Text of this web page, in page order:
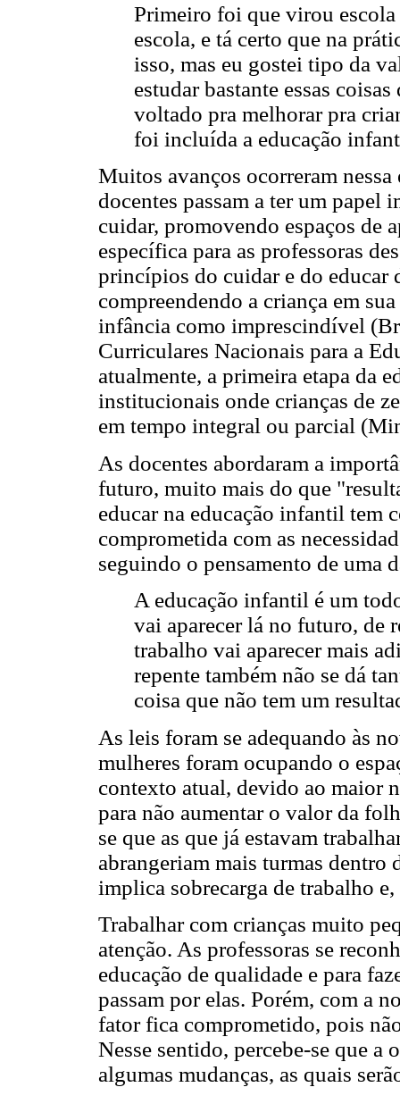
Primeiro foi que virou escola
escola, e tá certo que na
isso, mas eu gostei tipo da
estudar bastante essas
voltado pra melhorar pra
foi incluída a educação
Muitos avanços ocorreram nessa
docentes passam a ter um papel
cuidar, promovendo espaços de
específica para as professoras
princípios do cuidar e do educar
compreendendo a criança em
infância como imprescindível
Curriculares Nacionais para a
atualmente, a primeira etapa da
institucionais onde crianças de
em tempo integral ou parcial
As docentes abordaram a
futuro, muito mais do que
educar na educação infantil tem
comprometida com as
seguindo o pensamento de uma
A educação infantil é um
vai aparecer lá no futuro, de
trabalho vai aparecer mais
repente também não se dá
coisa que não tem um
As leis foram se adequando às
mulheres foram ocupando o
contexto atual, devido ao maior
para não aumentar o valor da
se que as que já estavam
abrangeriam mais turmas dentro
implica sobrecarga de trabalho
Trabalhar com crianças muito
atenção. As professoras se
educação de qualidade e para
passam por elas. Porém, com a
fator fica comprometido, pois
Nesse sentido, percebe-se que a
algumas mudanças, as quais